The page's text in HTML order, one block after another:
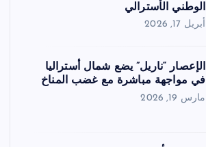
الوطني الأسترالي
أبريل 17, 2026
الإعصار “ناريل” يضع شمال أستراليا
في مواجهة مباشرة مع غضب المناخ
مارس 19, 2026